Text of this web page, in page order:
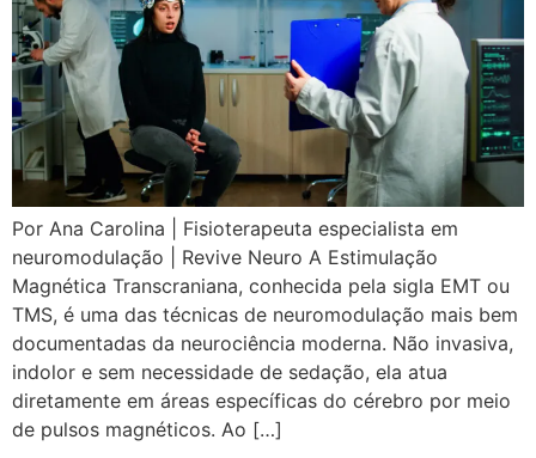
Por Ana Carolina | Fisioterapeuta especialista em
neuromodulação | Revive Neuro A Estimulação
Magnética Transcraniana, conhecida pela sigla EMT ou
TMS, é uma das técnicas de neuromodulação mais bem
documentadas da neurociência moderna. Não invasiva,
indolor e sem necessidade de sedação, ela atua
diretamente em áreas específicas do cérebro por meio
de pulsos magnéticos. Ao […]